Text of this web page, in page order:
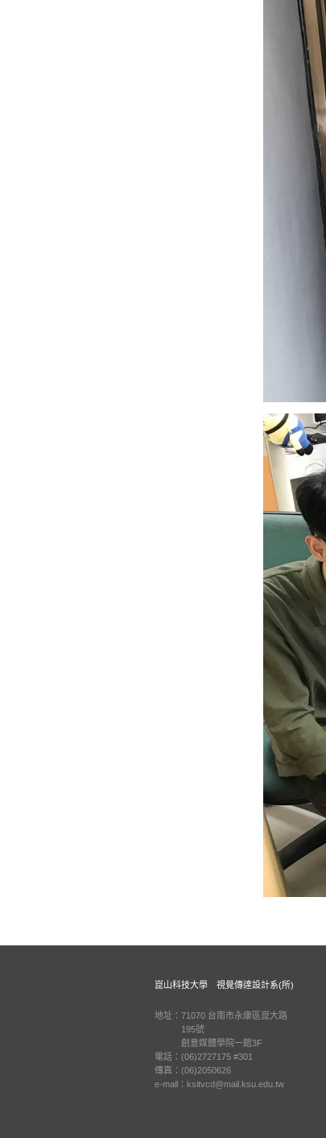
崑山科技大學 視覺傳達設計系(所)
地址：71070 台南市永康區崑大路
195號
創意媒體學院一館3F
電話：(06)2727175 #301
傳真：(06)2050626
e-mail：ksitvcd@mail.ksu.edu.tw